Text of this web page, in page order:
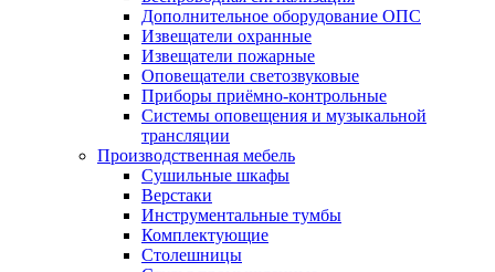
Дополнительное оборудование ОПС
Извещатели охранные
Извещатели пожарные
Оповещатели светозвуковые
Приборы приёмно-контрольные
Системы оповещения и музыкальной
трансляции
Производственная мебель
Cушильные шкафы
Верстаки
Инструментальные тумбы
Комплектующие
Столешницы